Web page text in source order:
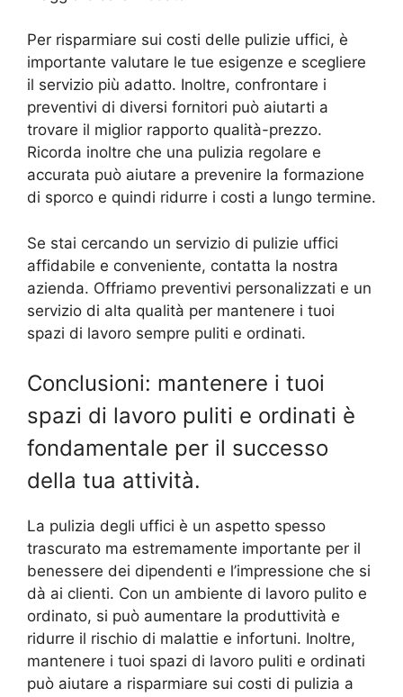
Per risparmiare sui costi delle pulizie uffici, è
importante valutare le tue esigenze e scegliere
il servizio più adatto. Inoltre, confrontare i
preventivi di diversi fornitori può aiutarti a
trovare il miglior rapporto qualità-prezzo.
Ricorda inoltre che una pulizia regolare e
accurata può aiutare a prevenire la formazione
di sporco e quindi ridurre i costi a lungo termine.
Se stai cercando un servizio di pulizie uffici
affidabile e conveniente, contatta la nostra
azienda. Offriamo preventivi personalizzati e un
servizio di alta qualità per mantenere i tuoi
spazi di lavoro sempre puliti e ordinati.
Conclusioni: mantenere i tuoi
spazi di lavoro puliti e ordinati è
fondamentale per il successo
della tua attività.
La pulizia degli uffici è un aspetto spesso
trascurato ma estremamente importante per il
benessere dei dipendenti e l’impressione che si
dà ai clienti. Con un ambiente di lavoro pulito e
ordinato, si può aumentare la produttività e
ridurre il rischio di malattie e infortuni. Inoltre,
mantenere i tuoi spazi di lavoro puliti e ordinati
può aiutare a risparmiare sui costi di pulizia a